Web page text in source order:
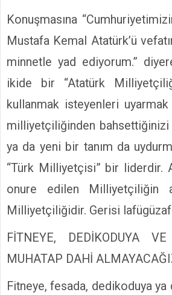
Konuşmasına
Mustafa Kemal Atatürk’ü
minnetle yad ediyorum.”
ikide bir “Atatürk
kullanmak isteyenleri
milliyetçiliğinden bahsettiğinizi
ya da yeni bir tanım da
“Türk Milliyetçisi” bir liderdir.
onure edilen Milliyetçiliğin
Milliyetçiliğidir. Gerisi
FİTNEYE, DEDİKODUYA
MUHATAP DAHİ
Fitneye, fesada, dedikoduya